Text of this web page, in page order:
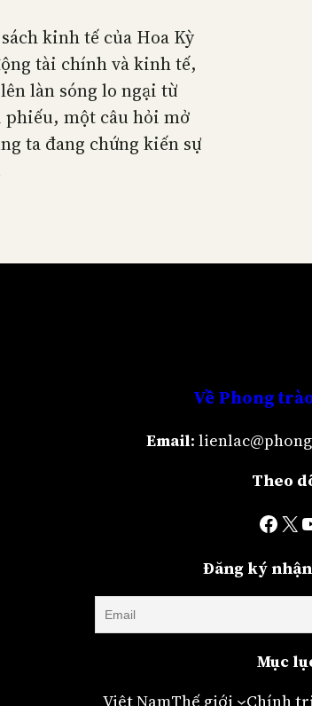
kinh tế của Hoa Kỳ
tài chính và kinh tế,
làn sóng lo ngại từ
phiếu, một câu hỏi mở
ta đang chứng kiến sự
VềPhong
Email:
Theo
Facebook X YouTube
Đăng ký
Mục
Việt NamThế giới Chính trị